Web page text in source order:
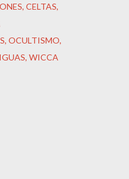
CELTAS
OCULTISMO
WICCA